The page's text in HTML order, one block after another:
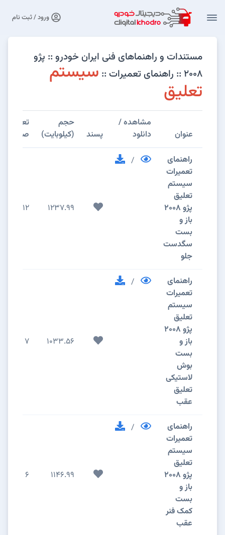
ورود / ثبت نام
مستندات و راهنماهای فنی ایران خودرو :: پژو
۲۰۰۸ :: راهنمای تعمیرات ::
سیستم
تعلیق
عنوان
مشاهده /
دانلود
پسند
حجم
(کیلوبایت)
تعداد
صفحات
راهنمای
تعمیرات
سیستم
تعلیق
پژو 2008
باز و
بست
سگدست
جلو
/
1237.99
12
راهنمای
تعمیرات
سیستم
تعلیق
پژو 2008
باز و
بست
بوش
لاستیکی
تعلیق
عقب
/
1033.56
7
راهنمای
تعمیرات
سیستم
تعلیق
پژو 2008
باز و
بست
کمک فنر
عقب
/
1146.99
6